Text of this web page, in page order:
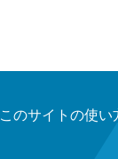
このサイトの使い